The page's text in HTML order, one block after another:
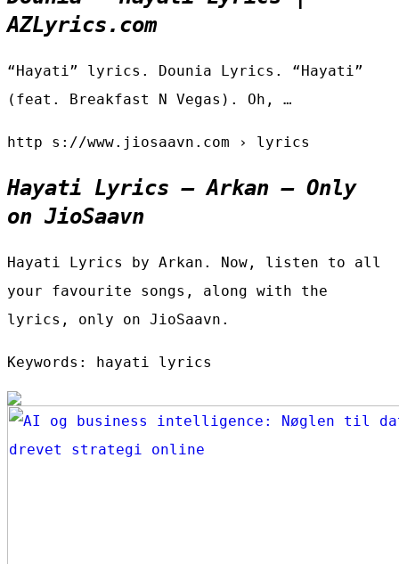
AZLyrics.com
“Hayati” lyrics. Dounia Lyrics. “Hayati”
(feat. Breakfast N Vegas). Oh, …
http s://www.jiosaavn.com › lyrics
Hayati Lyrics – Arkan – Only
on JioSaavn
Hayati Lyrics by Arkan. Now, listen to all
your favourite songs, along with the
lyrics, only on JioSaavn.
Keywords: hayati lyrics